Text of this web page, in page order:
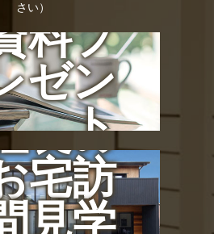
さい）
料プ
ゼン
ト
長の
宅訪
見学